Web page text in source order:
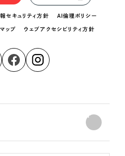
セキュリティ方針 AI倫理ポリシー
ップ ウェブアクセシビリティ方針